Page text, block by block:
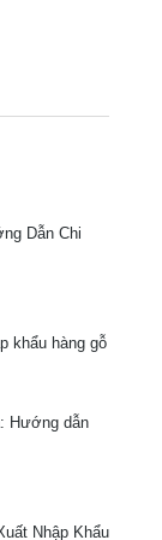
Dẫn Chi
khẩu hàng gỗ
Hướng dẫn
Nhập Khẩu